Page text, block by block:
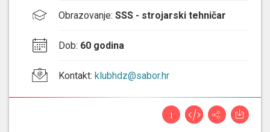
Obrazovanje: SSS - strojarski tehničar
Dob: 60 godina
Kontakt: klubhdz@sabor.hr